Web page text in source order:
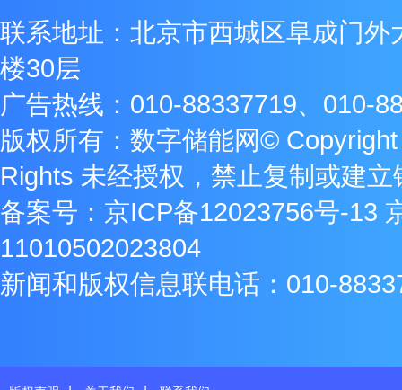
联系地址：北京市西城区阜成门外
楼30层
广告热线：010-88337719、010-
版权所有：数字储能网©
Rights 未经授权，禁止复制或建立
备案号： 京ICP备12023756号-13
11010502023804
新闻和版权信息联电话：010-